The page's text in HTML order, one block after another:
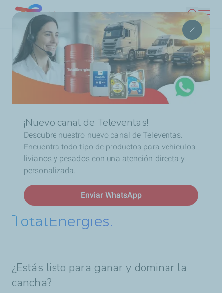
Pasar
al
contenido
principal
¡Nuevo canal de Televentas!
Descubre nuestro nuevo canal de Televentas.
Encuentra todo tipo de productos para vehículos
livianos y pesados con una atención directa y
personalizada.
Enviar WhatsApp
Chile
Buscar
Ruta
de
navegación
Inicio Promociones
¡Participa del sorteo y llevate un
espectacular KIT TotalEnergies!
¡Participa del sorteo y
llevate un espectacular KIT
TotalEnergies!
¿Estás listo para ganar y dominar la
cancha?